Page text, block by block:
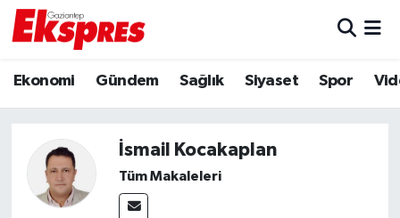
Ekonomi Gündem Sağlık Siyaset Spor
İsmail Kocakaplan
Tüm Makaleleri
Ekonomi
Gaziantep son dakika
Genel
Trafik Durumu
Puan Durumu ve Fikstür
Tüm Manşetler